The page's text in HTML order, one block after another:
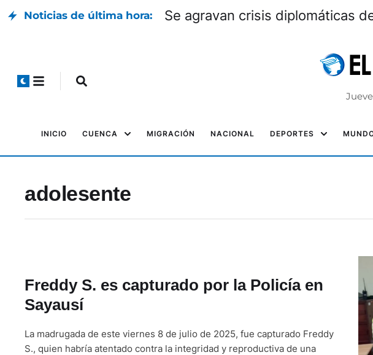
Noticias de última hora: Se agravan crisis diplomáticas
INICIO CUENCA MIGRACIÓN NACIONAL DEPORTES
adolesente
Freddy S. es capturado por la Policía en
Sayausí
La madrugada de este viernes 8 de julio de 2025, fue capturado Freddy
S., quien habría atentado contra la integridad y reproductiva de una